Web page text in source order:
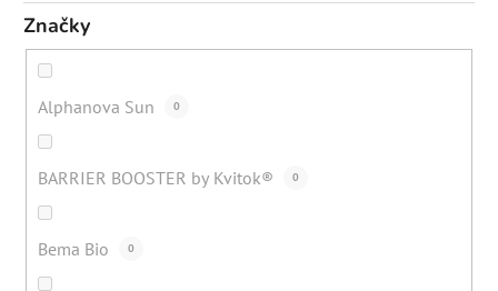
Značky
Alphanova Sun 0
BARRIER BOOSTER by Kvitok® 0
Bema Bio 0